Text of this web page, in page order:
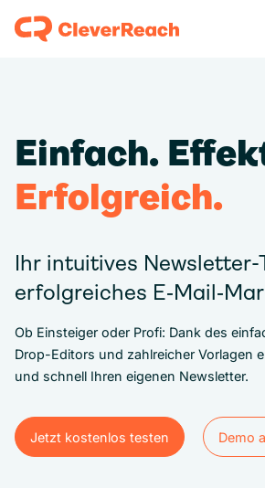
Einfach.
Erfolgreich.
Ihr intuitives Newsletter-
erfolgreiches
Ob Einsteiger oder Profi: Dank des
Drop-Editors und zahlreicher Vorlagen
und schnell Ihren eigenen Newsletter.
Jetzt kostenlos testen
Jetzt kostenlos testen
Demo
Demo